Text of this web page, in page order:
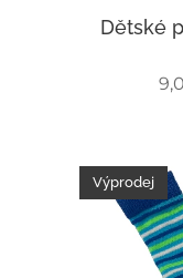
Dětské
Výprodej